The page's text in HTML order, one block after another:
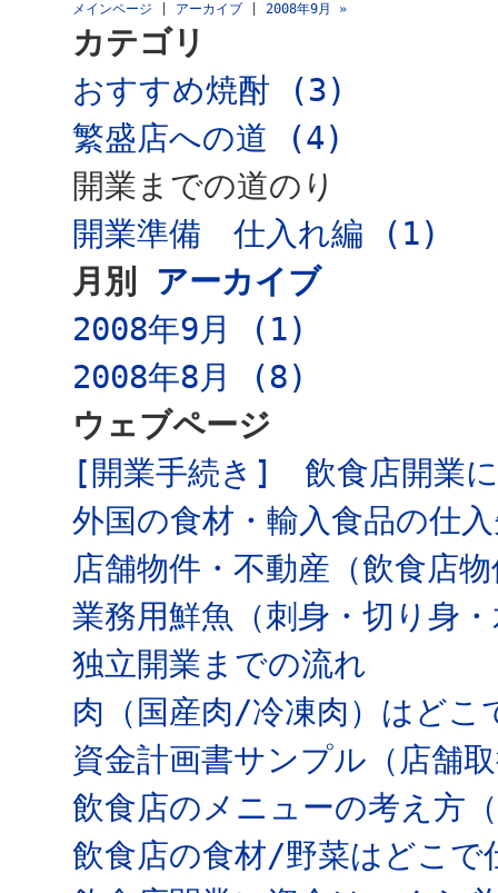
メインページ アーカイブ 2008年9月 »
カテゴリ
おすすめ焼酎 (3)
繁盛店への道 (4)
開業までの道のり
開業準備 仕入れ編 (1)
月別 アーカイブ
2008年9月 (1)
2008年8月 (8)
ウェブページ
[開業手続き] 飲食店開業に
外国の食材・輸入食品の仕
店舗物件・不動産（飲食店
業務用鮮魚（刺身・切り身
独立開業までの流れ
肉（国産肉/冷凍肉）はどこ
資金計画書サンプル（店舗
飲食店のメニューの考え方
飲食店の食材/野菜はどこで